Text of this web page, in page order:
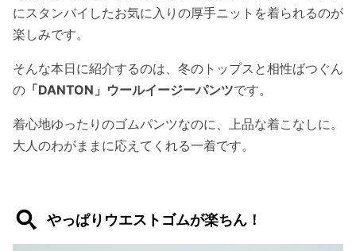
にスタンバイしたお気に入りの厚手ニットを着られるのが
楽しみです。
そんな本日に紹介するのは、冬のトップスと相性ばつぐん
の 「DANTON」ウールイージーパンツです。
着心地ゆったりのゴムパンツなのに、上品な着こなしに。
大人のわがままに応えてくれる一着です。
やっぱりウエストゴムが楽ちん！